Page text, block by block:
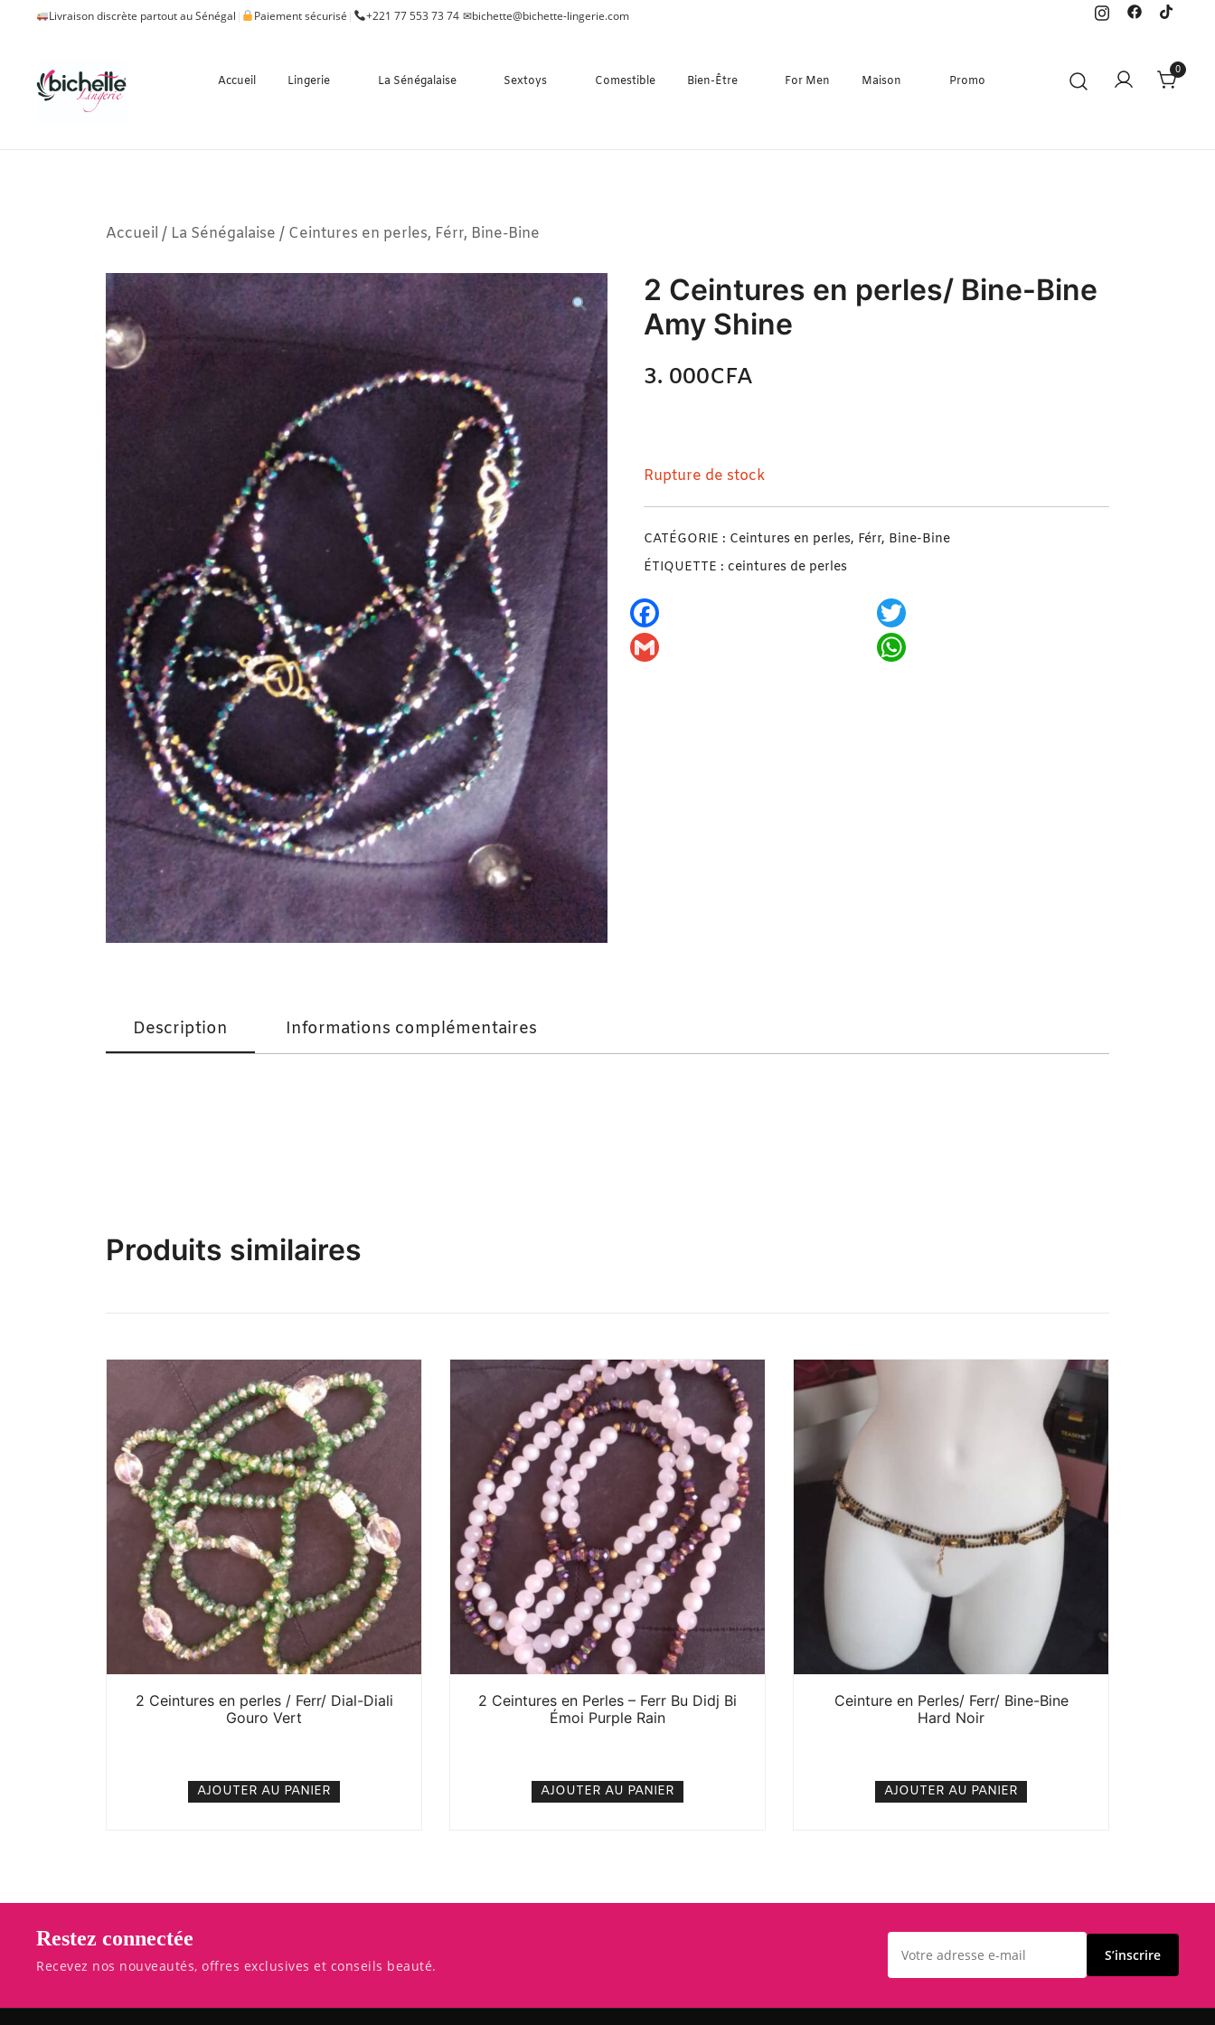
Livraison discrète partout au Sénégal | Paiement sécurisé | +221 77 553 73 74 ✉bichette@bichette-lingerie.com
Accueil Lingerie La Sénégalaise Sextoys Comestible Bien-Être For Men Maison Promo
0
Accueil / La Sénégalaise / Ceintures en perles, Férr, Bine-Bine
2 Ceintures en perles/ Bine-Bine
Amy Shine
3. 000CFA
Rupture de stock
CATÉGORIE : Ceintures en perles, Férr, Bine-Bine
ÉTIQUETTE : ceintures de perles
Twitter
WhatsApp
Description Informations complémentaires
Produits similaires
2 Ceintures en perles / Ferr/ Dial-Diali
Gouro Vert
AJOUTER AU PANIER
2 Ceintures en Perles – Ferr Bu Didj Bi
Émoi Purple Rain
AJOUTER AU PANIER
Ceinture en Perles/ Ferr/ Bine-Bine
Hard Noir
AJOUTER AU PANIER
Restez connectée
Recevez nos nouveautés, offres exclusives et conseils beauté.
S’inscrire